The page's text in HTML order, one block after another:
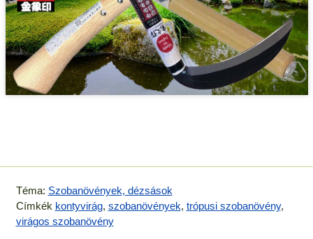
Téma: Szobanövények, dézsások
Címkék kontyvirág, szobanövények, trópusi szobanövény,
virágos szobanövény